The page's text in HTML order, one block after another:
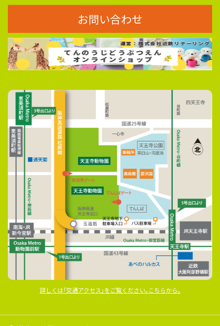
お問い合わせ
詳しくは｢交通アクセス｣をご覧ください｡こちらから｡